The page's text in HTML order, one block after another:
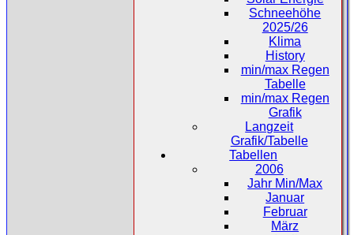
Schneehöhe
2025/26
Klima
History
min/max Regen
Tabelle
min/max Regen
Grafik
Langzeit
Grafik/Tabelle
Tabellen
2006
Jahr Min/Max
Januar
Februar
März